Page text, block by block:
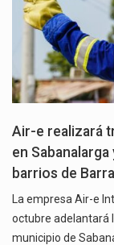
Air-e realizará
en
barrios de
La empresa Air-e
octubre adelantará
municipio de